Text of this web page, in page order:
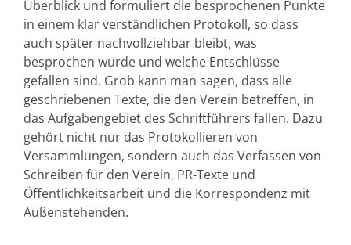
Überblick und formuliert die besprochenen Punkte
in einem klar verständlichen Protokoll, so dass
auch später nachvollziehbar bleibt, was
besprochen wurde und welche Entschlüsse
gefallen sind. Grob kann man sagen, dass alle
geschriebenen Texte, die den Verein betreffen, in
das Aufgabengebiet des Schriftführers fallen. Dazu
gehört nicht nur das Protokollieren von
Versammlungen, sondern auch das Verfassen von
Schreiben für den Verein, PR-Texte und
Öffentlichkeitsarbeit und die Korrespondenz mit
Außenstehenden.